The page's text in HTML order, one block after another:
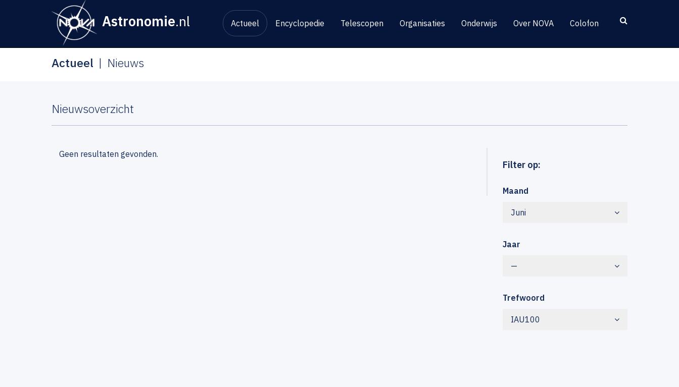
Astronomie.nl Actueel Encyclopedie Telescopen Organisaties Onderwijs Over NOVA Colofon
Actueel Nieuws
Nieuwsoverzicht
Filter op:
Maand
Juni
Jaar
—
Trefwoord
IAU100
Geen resultaten gevonden.